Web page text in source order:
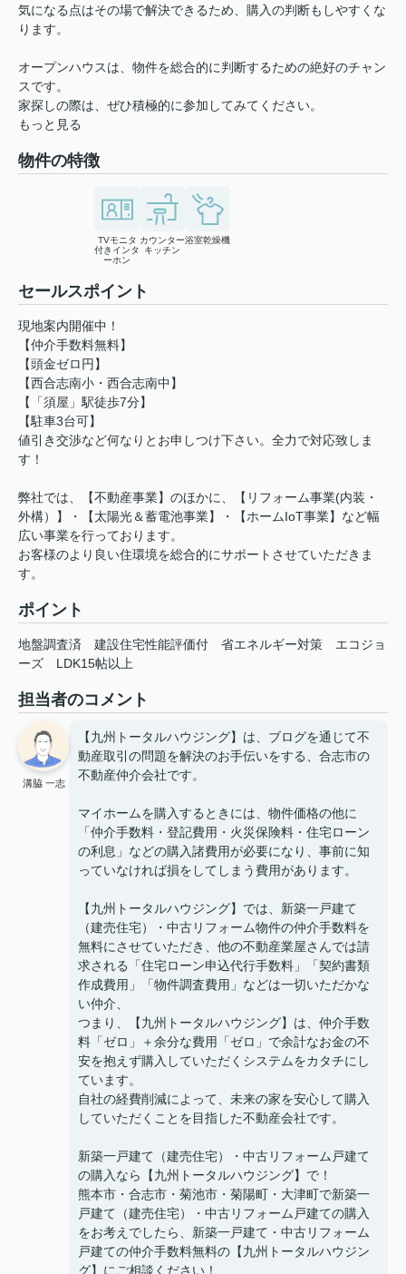
気になる点はその場で解決できるため、購入の判断もしやすくな
ります。
オープンハウスは、物件を総合的に判断するための絶好のチャン
スです。
家探しの際は、ぜひ積極的に参加してみてください。
もっと見る
物件の特徴
TVモニタ
付きインタ
ーホン
カウンター
キッチン
浴室乾燥機
セールスポイント
現地案内開催中！
【仲介手数料無料】
【頭金ゼロ円】
【西合志南小・西合志南中】
【「須屋」駅徒歩7分】
【駐車3台可】
値引き交渉など何なりとお申しつけ下さい。全力で対応致しま
す！
弊社では、【不動産事業】のほかに、【リフォーム事業(内装・
外構）】・【太陽光＆蓄電池事業】・【ホームIoT事業】など幅
広い事業を行っております。
お客様のより良い住環境を総合的にサポートさせていただきま
す。
ポイント
地盤調査済 建設住宅性能評価付 省エネルギー対策
エコジョ
ーズ
LDK15帖以上
担当者のコメント
溝脇 一志
【九州トータルハウジング】は、ブログを通じて不
動産取引の問題を解決のお手伝いをする、合志市の
不動産仲介会社です。
マイホームを購入するときには、物件価格の他に
「仲介手数料・登記費用・火災保険料・住宅ローン
の利息」などの購入諸費用が必要になり、事前に知
っていなければ損をしてしまう費用があります。
【九州トータルハウジング】では、新築一戸建て
（建売住宅）・中古リフォーム物件の仲介手数料を
無料にさせていただき、他の不動産業屋さんでは請
求される「住宅ローン申込代行手数料」「契約書類
作成費用」「物件調査費用」などは一切いただかな
い仲介、
つまり、【九州トータルハウジング】は、仲介手数
料「ゼロ」＋余分な費用「ゼロ」で余計なお金の不
安を抱えず購入していただくシステムをカタチにし
ています。
自社の経費削減によって、未来の家を安心して購入
していただくことを目指した不動産会社です。
新築一戸建て（建売住宅）・中古リフォーム戸建て
の購入なら【九州トータルハウジング】で！
熊本市・合志市・菊池市・菊陽町・大津町で新築一
戸建て（建売住宅）・中古リフォーム戸建ての購入
をお考えでしたら、新築一戸建て・中古リフォーム
戸建ての仲介手数料無料の【九州トータルハウジン
グ】にご相談ください！